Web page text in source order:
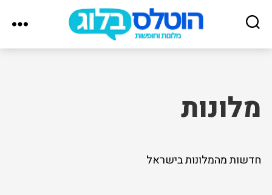
הוטלס
מלונות
חדשות מהמלונות בישראל